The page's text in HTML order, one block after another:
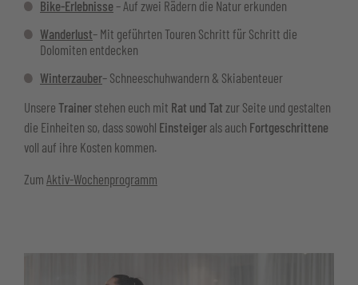
Bike-Erlebnisse – Auf zwei Rädern die Natur erkunden
Wanderlust– Mit geführten Touren Schritt für Schritt die
Dolomiten entdecken
Winterzauber– Schneeschuhwandern & Skiabenteuer
Unsere Trainer stehen euch mit Rat und Tat zur Seite und gestalten
die Einheiten so, dass sowohl Einsteiger als auch Fortgeschrittene
voll auf ihre Kosten kommen.
Zum Aktiv-Wochenprogramm